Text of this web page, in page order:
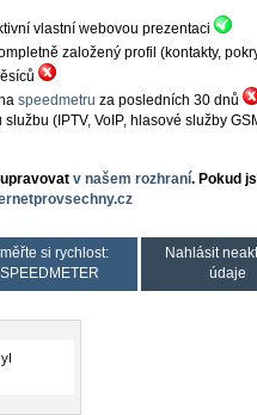
vlastní webovou prezentaci
založený profil (kontakty,
speedmetru za posledních 30 dnů
(IPTV, VoIP, hlasové služby
v našem rozhraní. Pokud
si rychlost:
SPEEDMETER
Nahlásit
údaje